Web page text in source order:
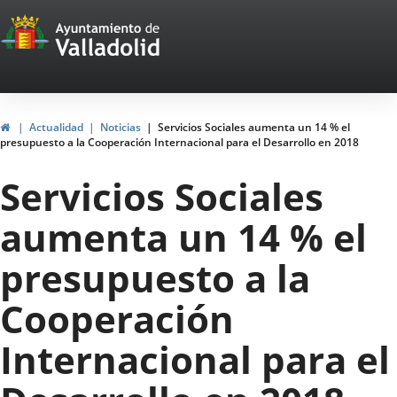
Portal
Web
del
Ayuntamiento
de
Valladolid
InicioActualidad Noticias
Servicios Sociales aumenta un 14 % el
presupuesto a la Cooperación Internacional para el Desarrollo en 2018
Servicios Sociales
aumenta un 14 % el
presupuesto a la
Cooperación
Internacional para el